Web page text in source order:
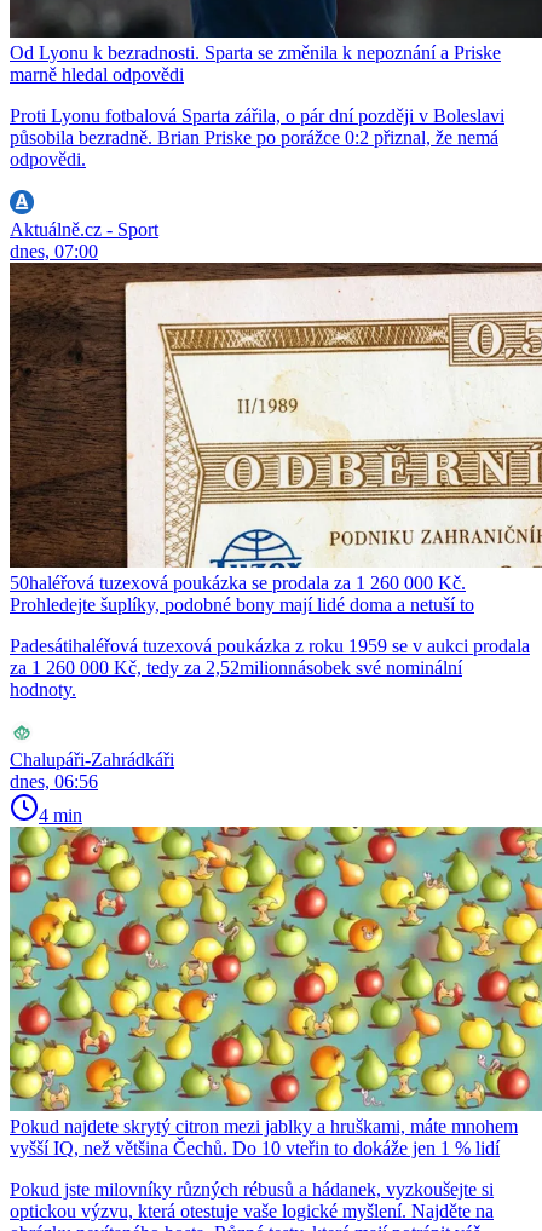
Od Lyonu k bezradnosti. Sparta se změnila k nepoznání a Priske
marně hledal odpovědi
Proti Lyonu fotbalová Sparta zářila, o pár dní později v Boleslavi
působila bezradně. Brian Priske po porážce 0:2 přiznal, že nemá
odpovědi.
Aktuálně.cz - Sport
dnes, 07:00
50haléřová tuzexová poukázka se prodala za 1 260 000 Kč.
Prohledejte šuplíky, podobné bony mají lidé doma a netuší to
Padesátihaléřová tuzexová poukázka z roku 1959 se v aukci prodala
za 1 260 000 Kč, tedy za 2,52milionnásobek své nominální
hodnoty.
Chalupáři-Zahrádkáři
dnes, 06:56
4 min
Pokud najdete skrytý citron mezi jablky a hruškami, máte mnohem
vyšší IQ, než většina Čechů. Do 10 vteřin to dokáže jen 1 % lidí
Pokud jste milovníky různých rébusů a hádanek, vyzkoušejte si
optickou výzvu, která otestuje vaše logické myšlení. Najděte na